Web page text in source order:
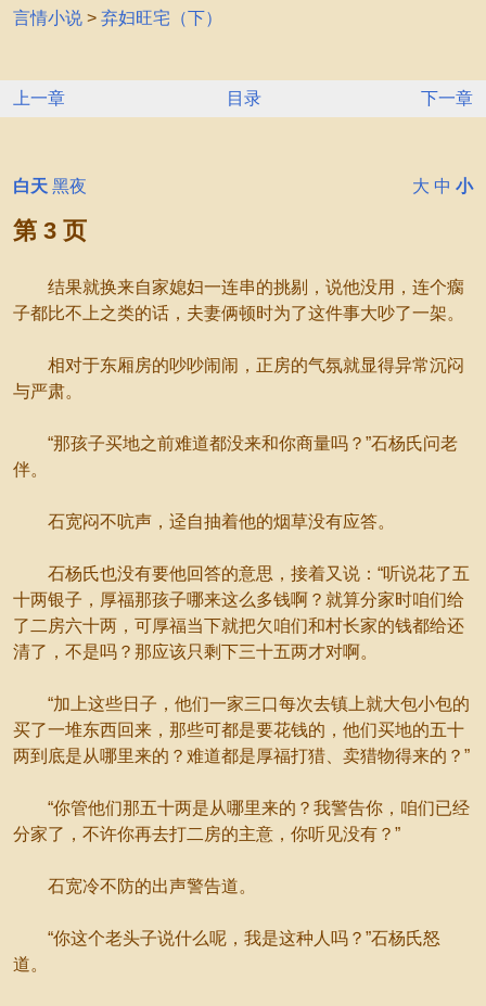
言情小说 > 弃妇旺宅（下）
上一章 目录 下一章
白天 黑夜 大 中 小
第 3 页
结果就换来自家媳妇一连串的挑剔，说他没用，连个瘸
子都比不上之类的话，夫妻俩顿时为了这件事大吵了一架。
相对于东厢房的吵吵闹闹，正房的气氛就显得异常沉闷
与严肃。
“那孩子买地之前难道都没来和你商量吗？”石杨氏问老
伴。
石宽闷不吭声，迳自抽着他的烟草没有应答。
石杨氏也没有要他回答的意思，接着又说：“听说花了五
十两银子，厚福那孩子哪来这么多钱啊？就算分家时咱们给
了二房六十两，可厚福当下就把欠咱们和村长家的钱都给还
清了，不是吗？那应该只剩下三十五两才对啊。
“加上这些日子，他们一家三口每次去镇上就大包小包的
买了一堆东西回来，那些可都是要花钱的，他们买地的五十
两到底是从哪里来的？难道都是厚福打猎、卖猎物得来的？”
“你管他们那五十两是从哪里来的？我警告你，咱们已经
分家了，不许你再去打二房的主意，你听见没有？”
石宽冷不防的出声警告道。
“你这个老头子说什么呢，我是这种人吗？”石杨氏怒
道。